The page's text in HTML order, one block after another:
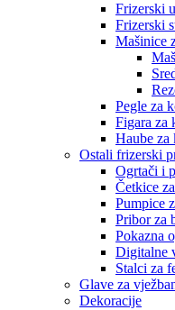
Frizerski
Frizerski
Mašinice
Pegle za
Figara za
Haube za
Ostali frizerski
Ogrtači i
Četkice
Pumpice
Pribor za
Pokazna
Digitalne
Stalci za
Glave za
Dekoracije